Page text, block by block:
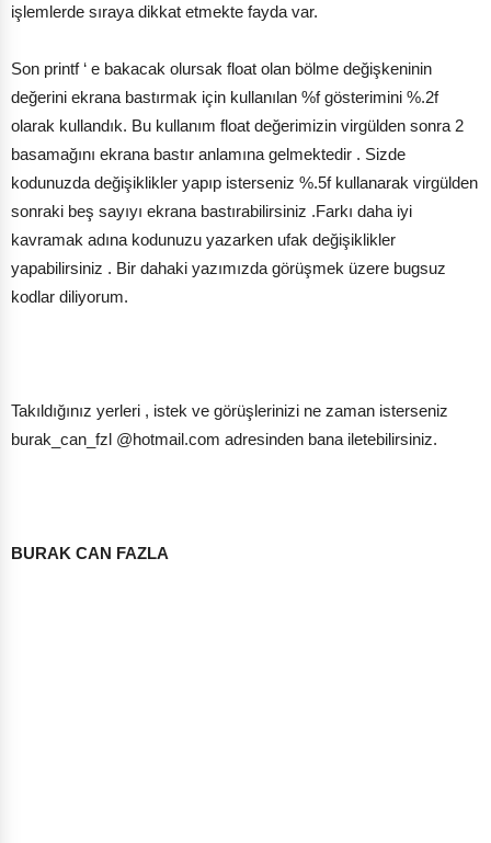
işlemlerde sıraya dikkat etmekte fayda var.
Son printf ‘ e bakacak olursak float olan bölme değişkeninin
değerini ekrana bastırmak için kullanılan %f gösterimini %.2f
olarak kullandık. Bu kullanım float değerimizin virgülden sonra 2
basamağını ekrana bastır anlamına gelmektedir . Sizde
kodunuzda değişiklikler yapıp isterseniz %.5f kullanarak virgülden
sonraki beş sayıyı ekrana bastırabilirsiniz .Farkı daha iyi
kavramak adına kodunuzu yazarken ufak değişiklikler
yapabilirsiniz . Bir dahaki yazımızda görüşmek üzere bugsuz
kodlar diliyorum.
Takıldığınız yerleri , istek ve görüşlerinizi ne zaman isterseniz
burak_can_fzl @hotmail.com adresinden bana iletebilirsiniz.
BURAK CAN FAZLA